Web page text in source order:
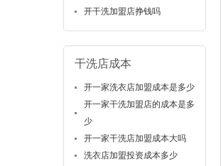
开干洗加盟店挣钱吗
干洗店成本
开一家洗衣店加盟成本是多少
开一家干洗加盟店的成本是多
少
开一家干洗店加盟成本大吗
洗衣店加盟投资成本多少